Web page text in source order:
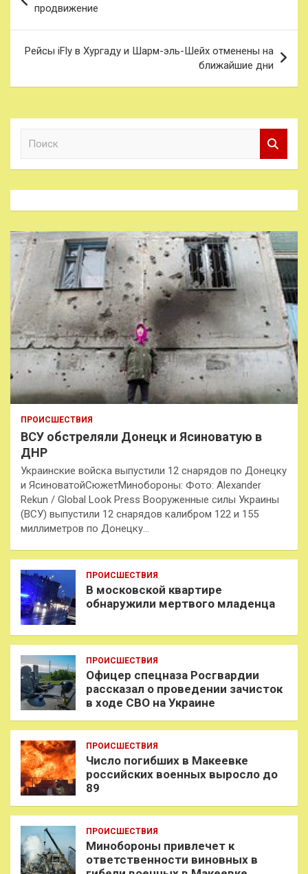
по
записям
продвижение
Рейсы iFly в Хургаду и Шарм-эль-Шейх отменены на
ближайшие дни
к
ПРОИСШЕСТВИЯ
ВСУ обстреляли Донецк и Ясиноватую в
ДНР
Украинские войска выпустили 12 снарядов по Донецку
и ЯсиноватойСюжетМинобороны: Фото: Alexander
Rekun / Global Look Press Вооруженные силы Украины
(ВСУ) выпустили 12 снарядов калибром 122 и 155
миллиметров по Донецку…
ПРОИСШЕСТВИЯ
В московской квартире
обнаружили мертвого младенца
ПРОИСШЕСТВИЯ
Офицер спецназа Росгвардии
рассказал о проведении зачисток
в ходе СВО на Украине
ПРОИСШЕСТВИЯ
Число погибших в Макеевке
российских военных выросло до
89
ПРОИСШЕСТВИЯ
Минобороны привлечет к
ответственности виновных в